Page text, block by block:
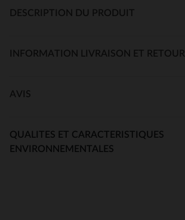
DESCRIPTION DU PRODUIT
INFORMATION LIVRAISON ET RETOUR
AVIS
QUALITES ET CARACTERISTIQUES
ENVIRONNEMENTALES